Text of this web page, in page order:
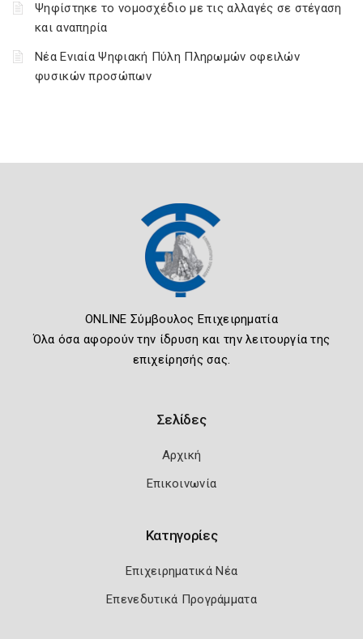
Ψηφίστηκε το νομοσχέδιο με τις αλλαγές σε στέγαση
και αναπηρία
Νέα Ενιαία Ψηφιακή Πύλη Πληρωμών οφειλών
φυσικών προσώπων
ONLINE Σύμβουλος Επιχειρηματία
Όλα όσα αφορούν την ίδρυση και την λειτουργία της
επιχείρησής σας.
Σελίδες
Αρχική
Επικοινωνία
Κατηγορίες
Επιχειρηματικά Νέα
Επενεδυτικά Προγράμματα